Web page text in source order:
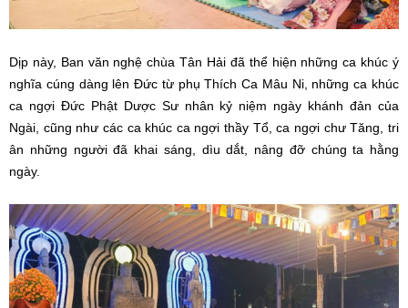
Dịp này, Ban văn nghệ chùa Tân Hải đã thể hiện những ca khúc ý
nghĩa cúng dàng lên Đức từ phụ Thích Ca Mâu Ni, những ca khúc
ca ngợi Đức Phật Dược Sư nhân kỷ niệm ngày khánh đản của
Ngài, cũng như các ca khúc ca ngợi thầy Tổ, ca ngợi chư Tăng, tri
ân những người đã khai sáng, dìu dắt, nâng đỡ chúng ta hằng
ngày.